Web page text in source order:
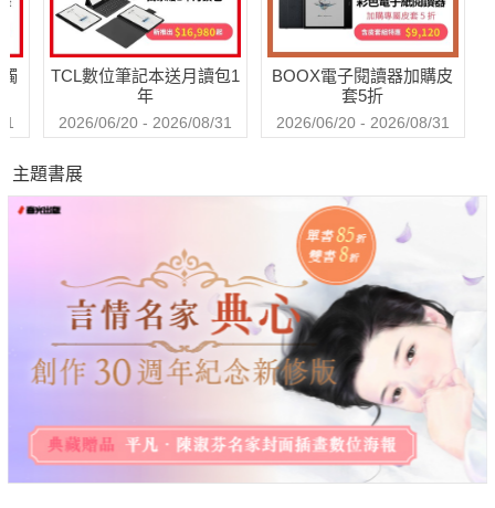
TCL數位筆記本送月讀包1
年
2026/06/20 - 2026/08/31
BOOX電子閱讀器加購皮
套5折
2026/06/20 - 2026/08/31
主題書展